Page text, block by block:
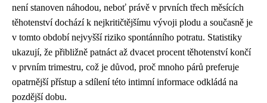
není stanoven náhodou, neboť právě v prvních třech měsících
těhotenství dochází k nejkritičtějšímu vývoji plodu a současně je
v tomto období nejvyšší riziko spontánního potratu. Statistiky
ukazují, že přibližně patnáct až dvacet procent těhotenství končí
v prvním trimestru, což je důvod, proč mnoho párů preferuje
opatrnější přístup a sdílení této intimní informace odkládá na
pozdější dobu.